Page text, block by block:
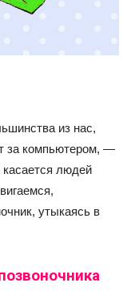
из нас,
за компьютером, —
людей
утыкаясь в